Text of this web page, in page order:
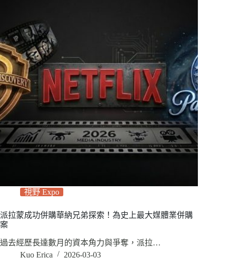
視野 Expo
派拉蒙成功併購華納兄弟探索！為史上最大媒體業併購
案
過去經歷長達數月的資本角力與爭奪，派拉…
Kuo Erica
2026-03-03